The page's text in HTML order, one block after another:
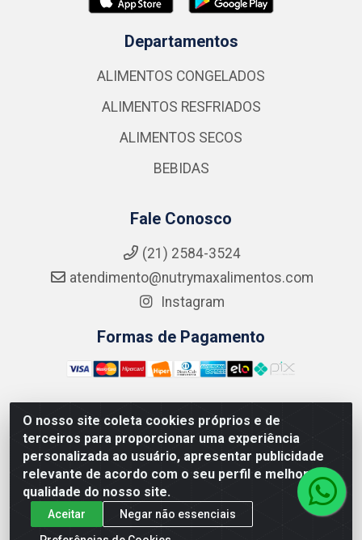
O nosso site coleta cookies próprios e de
terceiros para proporcionar uma experiência
personalizada ao usuário, apresentar publicidade
relevante de acordo com o seu perfil e melhorar a
qualidade do nosso site.
Aceitar
Negar não essenciais
Departamentos
ALIMENTOS CONGELADOS
ALIMENTOS RESFRIADOS
ALIMENTOS SECOS
BEBIDAS
Fale Conosco
(21) 2584-3524
atendimento@nutrymaxalimentos.com
Instagram
Formas de Pagamento
NUTRY MAX COMÉRCIO DE PRODUTOS ALIMENTICIOS
LTDA - RUA DO FEIJÃO, 721 PENHA CIRCULAR/RJ -
CNPJ: 15.796.122/0001-03